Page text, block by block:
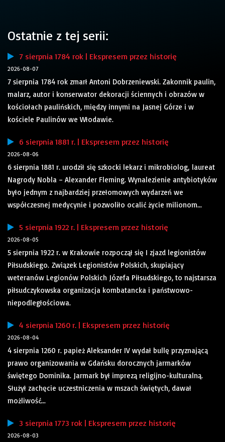
Ostatnie z tej serii:
7 sierpnia 1784 rok | Ekspresem przez historię
2026-08-07
7 sierpnia 1784 rok zmarł Antoni Dobrzeniewski. Zakonnik paulin,
malarz, autor i konserwator dekoracji ściennych i obrazów w
kościołach paulińskich, między innymi na Jasnej Górze i w
kościele Paulinów we Włodawie.
6 sierpnia 1881 r. | Ekspresem przez historię
2026-08-06
6 sierpnia 1881 r. urodził się szkocki lekarz i mikrobiolog, laureat
Nagrody Nobla – Alexander Fleming. Wynalezienie antybiotyków
było jednym z najbardziej przełomowych wydarzeń we
współczesnej medycynie i pozwoliło ocalić życie milionom...
5 sierpnia 1922 r. | Ekspresem przez historię
2026-08-05
5 sierpnia 1922 r. w Krakowie rozpoczął się I zjazd legionistów
Piłsudskiego. Związek Legionistów Polskich, skupiający
weteranów Legionów Polskich Józefa Piłsudskiego, to najstarsza
piłsudczykowska organizacja kombatancka i państwowo-
niepodległościowa.
4 sierpnia 1260 r. | Ekspresem przez historię
2026-08-04
4 sierpnia 1260 r. papież Aleksander IV wydał bullę przyznającą
prawo organizowania w Gdańsku dorocznych jarmarków
świętego Dominika. Jarmark był imprezą religijno-kulturalną.
Służył zachęcie uczestniczenia w mszach świętych, dawał
możliwość...
3 sierpnia 1773 rok | Ekspresem przez historię
2026-08-03